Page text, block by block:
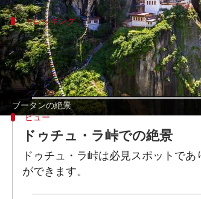
ブータンの絶景
トレッキング
パロ渓谷とティンプー間ル
冒険好きな旅行者には、パロ渓谷
ンドマークもアクセスしやすいです
ビュー
ドゥチュ・ラ峠での絶景
ドゥチュ・ラ峠は必見スポットで
ができます。